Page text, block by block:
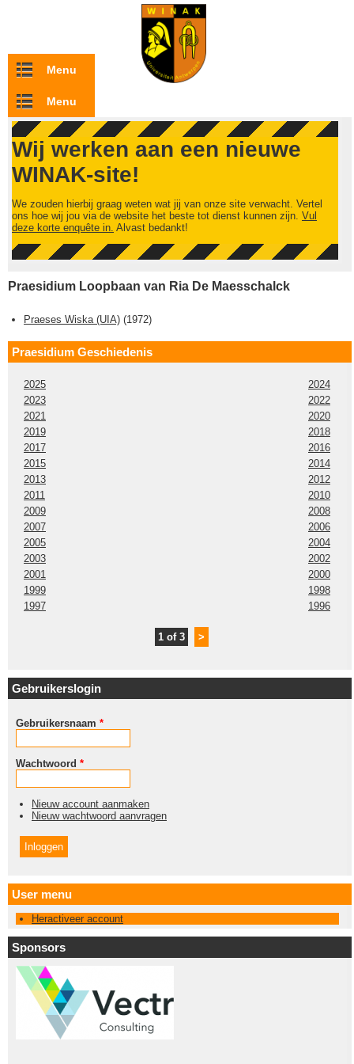
Overslaan en naar de inhoud gaan
Menu
Menu
Wij werken aan een nieuwe
WINAK-site!
We zouden hierbij graag weten wat jij van onze site verwacht. Vertel
ons hoe wij jou via de website het beste tot dienst kunnen zijn. Vul
deze korte enquête in. Alvast bedankt!
Praesidium Loopbaan van Ria De Maesschalck
Praeses Wiska (UIA) (1972)
Praesidium Geschiedenis
2025
2024
2023
2022
2021
2020
2019
2018
2017
2016
2015
2014
2013
2012
2011
2010
2009
2008
2007
2006
2005
2004
2003
2002
2001
2000
1999
1998
1997
1996
1 of 3 >
Gebruikerslogin
Gebruikersnaam *
Wachtwoord *
Nieuw account aanmaken
Nieuw wachtwoord aanvragen
User menu
Heractiveer account
Sponsors